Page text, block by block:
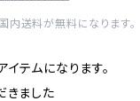
送料が無料になります。
テムになります。
きました